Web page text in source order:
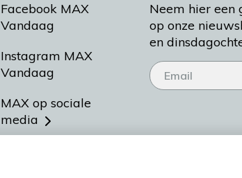
Facebook MAX
Vandaag
Instagram MAX
Vandaag
MAX op sociale
media
Neem hier een
op onze
en